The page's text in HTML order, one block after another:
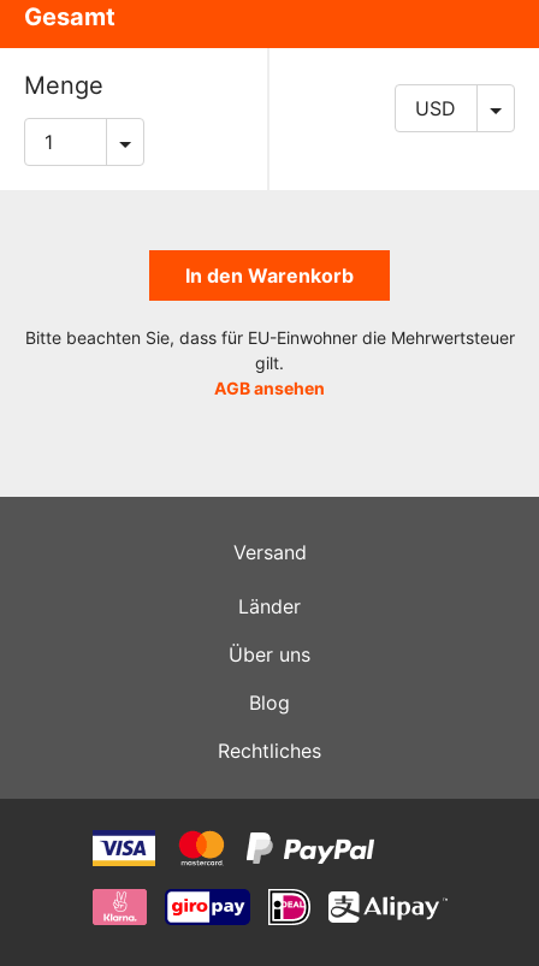
Gesamt
Menge
In den Warenkorb
Bitte beachten Sie, dass für EU-Einwohner die Mehrwertsteuer
gilt.
AGB ansehen
Versand
Länder
Über uns
Blog
Rechtliches